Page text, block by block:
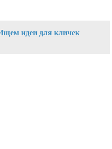
идеи для кличек